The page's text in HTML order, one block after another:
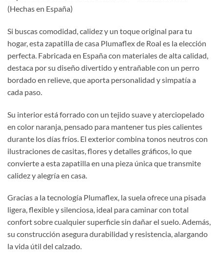
(Hechas en España)
Si buscas comodidad, calidez y un toque original para tu
hogar, esta zapatilla de casa Plumaflex de Roal es la elección
perfecta. Fabricada en España con materiales de alta calidad,
destaca por su diseño divertido y entrañable con un perro
bordado en relieve, que aporta personalidad y simpatía a
cada paso.
Su interior está forrado con un tejido suave y aterciopelado
en color naranja, pensado para mantener tus pies calientes
durante los días fríos. El exterior combina tonos neutros con
ilustraciones de casitas, flores y detalles gráficos, lo que
convierte a esta zapatilla en una pieza única que transmite
calidez y alegría en casa.
Gracias a la tecnología Plumaflex, la suela ofrece una pisada
ligera, flexible y silenciosa, ideal para caminar con total
confort sobre cualquier superficie sin dañar el suelo. Además,
su construcción asegura durabilidad y resistencia, alargando
la vida útil del calzado.